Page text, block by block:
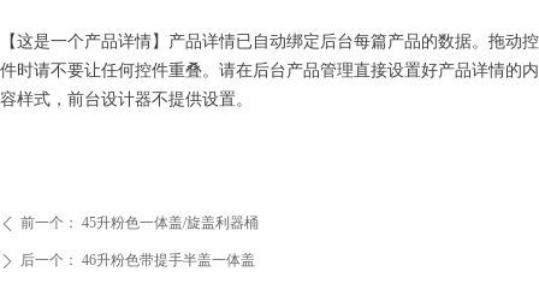
ꄴ 前一个： 45升粉色一体盖/旋盖利器桶
ꄲ 后一个： 46升粉色带提手半盖一体盖
【这是一个产品详情】产品详情已自动绑定后台每篇产品的数据。拖动控
件时请不要让任何控件重叠。请在后台产品管理直接设置好产品详情的内
容样式，前台设计器不提供设置。